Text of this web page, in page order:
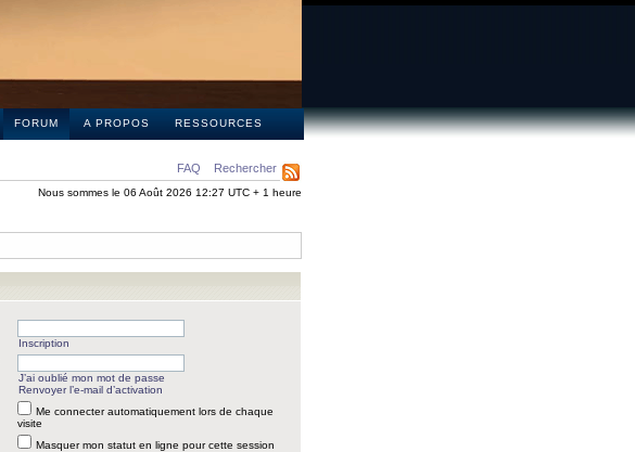
FORUM A PROPOS RESSOURCES
FAQ Rechercher
Nous sommes le 06 Août 2026 12:27 UTC + 1 heure
Inscription
J’ai oublié mon mot de passe
Renvoyer l’e-mail d’activation
Me connecter automatiquement lors de chaque
visite
Masquer mon statut en ligne pour cette session